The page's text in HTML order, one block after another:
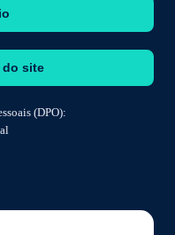
do site
(DPO):